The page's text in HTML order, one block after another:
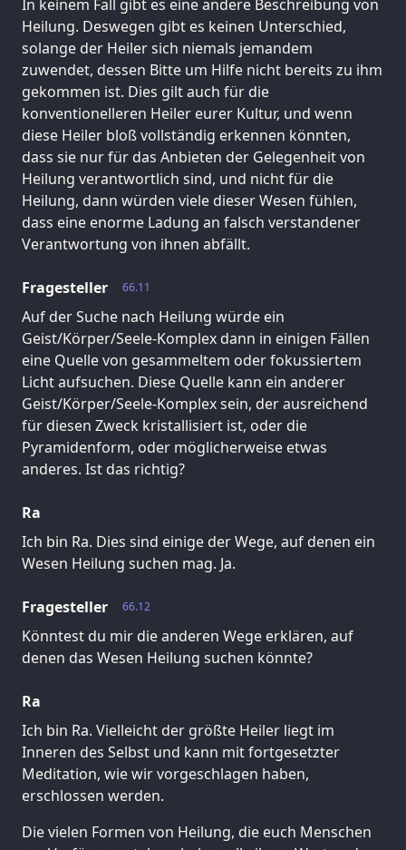
In keinem Fall gibt es eine andere Beschreibung von
Heilung. Deswegen gibt es keinen Unterschied,
solange der Heiler sich niemals jemandem
zuwendet, dessen Bitte um Hilfe nicht bereits zu ihm
gekommen ist. Dies gilt auch für die
konventionelleren Heiler eurer Kultur, und wenn
diese Heiler bloß vollständig erkennen könnten,
dass sie nur für das Anbieten der Gelegenheit von
Heilung verantwortlich sind, und nicht für die
Heilung, dann würden viele dieser Wesen fühlen,
dass eine enorme Ladung an falsch verstandener
Verantwortung von ihnen abfällt.
66.11
Fragesteller
Auf der Suche nach Heilung würde ein
Geist/Körper/Seele-Komplex dann in einigen Fällen
eine Quelle von gesammeltem oder fokussiertem
Licht aufsuchen. Diese Quelle kann ein anderer
Geist/Körper/Seele-Komplex sein, der ausreichend
für diesen Zweck kristallisiert ist, oder die
Pyramidenform, oder möglicherweise etwas
anderes. Ist das richtig?
Ra
Ich bin Ra. Dies sind einige der Wege, auf denen ein
Wesen Heilung suchen mag. Ja.
66.12
Fragesteller
Könntest du mir die anderen Wege erklären, auf
denen das Wesen Heilung suchen könnte?
Ra
Ich bin Ra. Vielleicht der größte Heiler liegt im
Inneren des Selbst und kann mit fortgesetzter
Meditation, wie wir vorgeschlagen haben,
erschlossen werden.
Die vielen Formen von Heilung, die euch Menschen